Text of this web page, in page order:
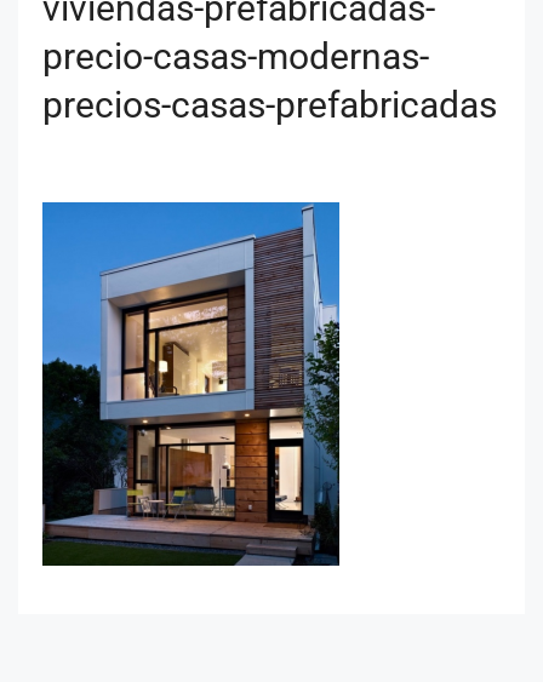
precio-casas-modernas-
precios-casas-prefabricadas